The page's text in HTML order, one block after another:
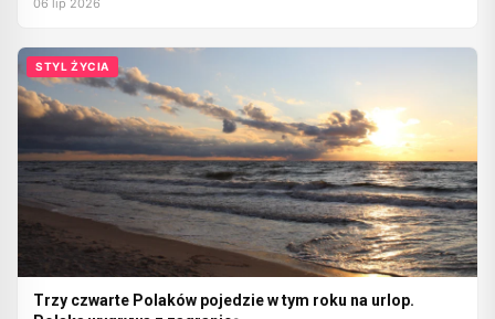
06 lip 2026
STYL ŻYCIA
Trzy czwarte Polaków pojedzie w tym roku na urlop.